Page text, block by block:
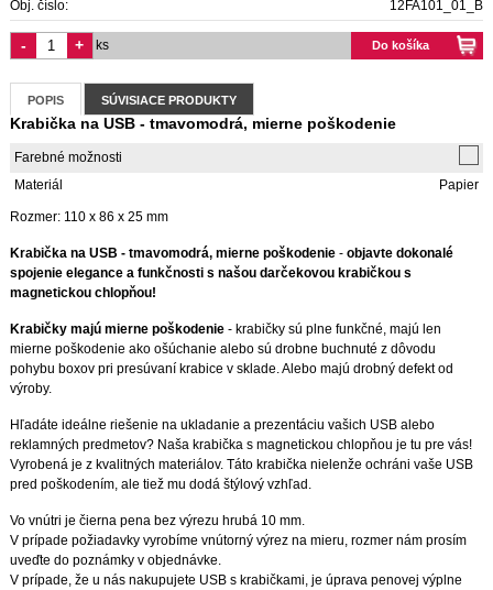
Obj. číslo:
12FA101_01_B
Do košíka
- + ks
POPIS SÚVISIACE PRODUKTY
Krabička na USB - tmavomodrá, mierne poškodenie
Farebné možnosti
Materiál
Papier
Rozmer: 110 x 86 x 25 mm
Krabička na USB - tmavomodrá, mierne poškodenie- objavte dokonalé
spojenie elegance a funkčnosti s našou darčekovou krabičkou s
magnetickou chlopňou!
Krabičky majú mierne poškodenie- krabičky sú plne funkčné, majú len
mierne poškodenie ako ošúchanie alebo sú drobne buchnuté z dôvodu
pohybu boxov pri presúvaní krabice v sklade. Alebo majú drobný defekt od
výroby.
Hľadáte ideálne riešenie na ukladanie a prezentáciu vašich USB alebo
reklamných predmetov? Naša krabička s magnetickou chlopňou je tu pre vás!
Vyrobená je z kvalitných materiálov. Táto krabička nielenže ochráni vaše USB
pred poškodením, ale tiež mu dodá štýlový vzhľad.
Vo vnútri je čierna pena bez výrezu hrubá 10 mm.
V prípade požiadavky vyrobíme vnútorný výrez na mieru, rozmer nám prosím
uveďte do poznámky v objednávke.
V prípade, že u nás nakupujete USB s krabičkami, je úprava penovej výplne